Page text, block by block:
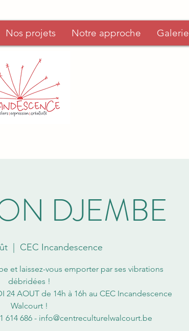
Nos projets Notre approche Galerie
DJEMBE
  |
CEC Incandescence
et laissez-vous emporter par ses vibrations
débridées !
AOUT de 14h à 16h au CEC Incandescence
Walcourt !
614 686 - info@centreculturelwalcourt.be